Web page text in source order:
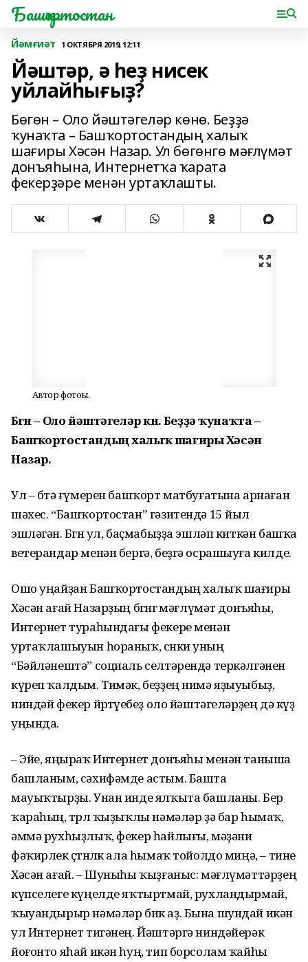
Башҡортостан
Йәмғиәт 1 ОКТЯБРЯ 2019, 12:11
Йәштәр, ә һеҙ нисек
уйлайһығыҙ?
Бөгөн – Оло йәштәгеләр көнө. Беҙҙә
ҡунаҡта – Башҡортостандың халыҡ
шағиры Хәсән Назар. Ул бөгөнгө мәғлүмәт
донъяһына, Интернетҡа ҡарата
фекерҙәре менән уртаҡлашты.
Автор фотоһы.
Бөгөн – Оло йәштәгеләр көнө. Беҙҙә ҡунаҡта –
Башҡортостандың халыҡ шағиры Хәсән
Назар.
Ул – бөтә ғүмерен башҡорт матбуғатына арнаған
шәхес. “Башҡортостан” гәзитендә 15 йыл
эшләгән. Бөгөн ул, баҫмабыҙҙа эшләп киткән башҡа
ветерандар менән бергә, беҙгә осрашыуға килде.
Ошо уңайҙан Башҡортостандың халыҡ шағиры
Хәсән ағай Назарҙың бөгөнгө мәғлүмәт донъяһы,
Интернет тураһындағы фекере менән
уртаҡлашыуын һораныҡ, сөнки уның
“Бәйләнештә” социаль селтәрендә теркәлгәнен
күреп ҡалдым. Тимәк, беҙҙең нимә яҙыуыбыҙ,
ниндәй фекер йөрөтөүебеҙ оло йәштәгеләрҙең дә күҙ
уңында.
– Эйе, яңыраҡ Интернет донъяһы менән таныша
башланым, сәхифәмде астым. Башта
мауыҡтырҙы. Унан инде ялҡыта башланы. Бер
ҡараһың, төрлө ҡыҙыҡлы нәмәләр ҙә бар һымаҡ,
әммә рухһыҙлыҡ, фекер һайлығы, мәҙәни
фәҡирлек өҫтөнлөк ала һымаҡ тойолдо миңә, – тине
Хәсән ағай. – Шуныһы ҡыҙғаныс: мәғлүмәттәрҙең
күпселеге күңелде яҡтыртмай, рухландырмай,
ҡыуандырыр нәмәләр бик аҙ. Бына шундай икән
ул Интернет тигәнең. Йәштәргә ниндәйерәк
йоғонто яһай икән һуң, тип борсолам ҡайһы